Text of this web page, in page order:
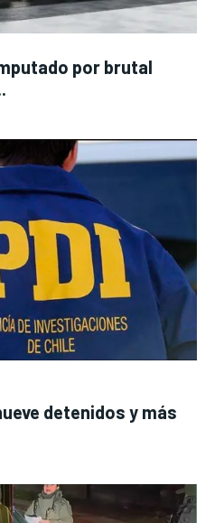
por brutal
detenidos y más